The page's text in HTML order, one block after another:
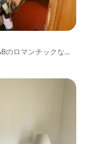
のロマンチックなお